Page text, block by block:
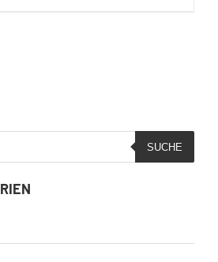
SUCHE